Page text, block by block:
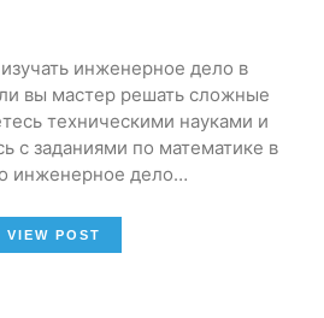
инженерное дело в
вы мастер решать сложные
техническими науками и
с заданиями по математике в
инженерное дело…
VIEW POST